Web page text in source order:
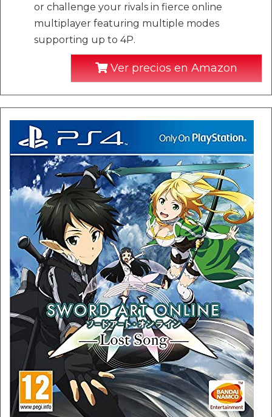
or challenge your rivals in fierce online
multiplayer featuring multiple modes
supporting up to 4P.
Ver precios en Amazon